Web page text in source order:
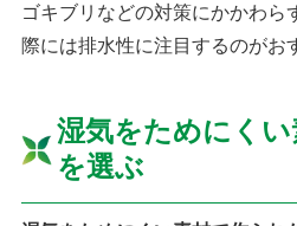
ゴキブリなどの対策にかかわら
際には排水性に注目するのがお
湿気をためにく
を選ぶ